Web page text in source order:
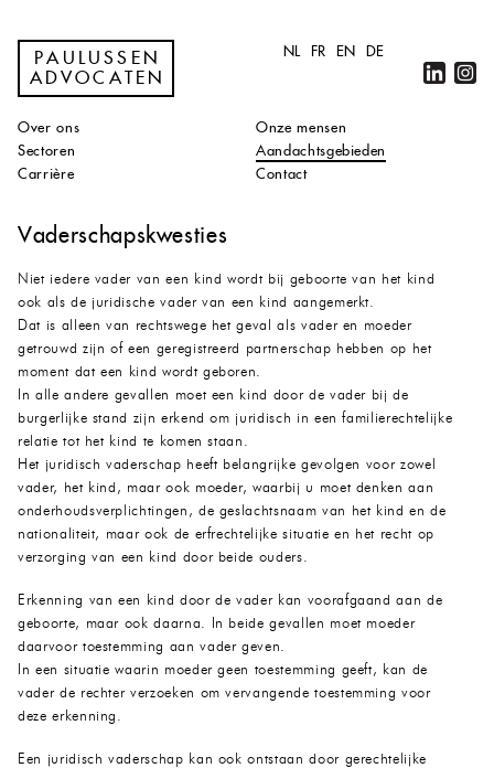
PAULUSSEN
ADVOCATEN
NL FR EN DE
Over ons
Onze mensen
Sectoren
Aandachtsgebieden
Carrière
Contact
Vaderschapskwesties
Niet iedere vader van een kind wordt bij geboorte van het kind
ook als de juridische vader van een kind aangemerkt.
Dat is alleen van rechtswege het geval als vader en moeder
getrouwd zijn of een geregistreerd partnerschap hebben op het
moment dat een kind wordt geboren.
In alle andere gevallen moet een kind door de vader bij de
burgerlijke stand zijn erkend om juridisch in een familierechtelijke
relatie tot het kind te komen staan.
Het juridisch vaderschap heeft belangrijke gevolgen voor zowel
vader, het kind, maar ook moeder, waarbij u moet denken aan
onderhoudsverplichtingen, de geslachtsnaam van het kind en de
nationaliteit, maar ook de erfrechtelijke situatie en het recht op
verzorging van een kind door beide ouders.
Erkenning van een kind door de vader kan voorafgaand aan de
geboorte, maar ook daarna. In beide gevallen moet moeder
daarvoor toestemming aan vader geven.
In een situatie waarin moeder geen toestemming geeft, kan de
vader de rechter verzoeken om vervangende toestemming voor
deze erkenning.
Een juridisch vaderschap kan ook ontstaan door gerechtelijke